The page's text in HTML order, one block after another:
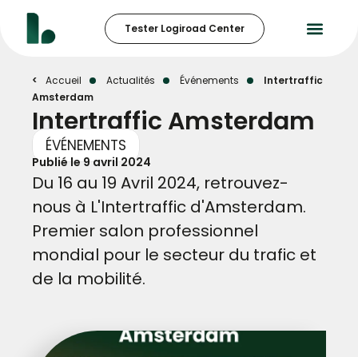
Tester Logiroad Center
Accueil Actualités Événements
Intertraffic
Amsterdam
Intertraffic Amsterdam
ÉVÉNEMENTS
Publié le9 avril 2024
Du 16 au 19 Avril 2024, retrouvez-
nous à L'Intertraffic d'Amsterdam.
Premier salon professionnel
mondial pour le secteur du trafic et
de la mobilité.